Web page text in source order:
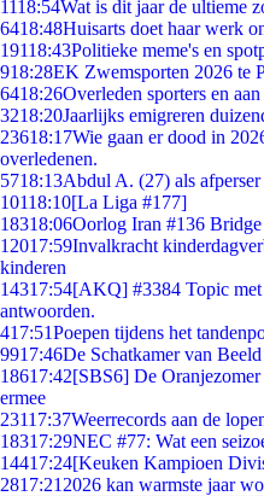
1118:54Wat is dit jaar de ultieme
6418:48Huisarts doet haar werk
19118:43Politieke meme's en
918:28EK Zwemsporten 2026 te
6418:26Overleden sporters en
3218:20Jaarlijks emigreren
23618:17Wie gaan er dood in
overledenen.
5718:13Abdul A. (27) als
10118:10[La Liga #177]
18318:06Oorlog Iran #136
12017:59Invalkracht
kinderen
14317:54[AKQ] #3384 Topic met
antwoorden.
417:51Poepen tijdens het
9917:46De Schatkamer van
18617:42[SBS6] De
ermee
23117:37Weerrecords aan de
18317:29NEC #77: Wat een
14417:24[Keuken Kampioen
2817:21 2026 kan warmste jaar